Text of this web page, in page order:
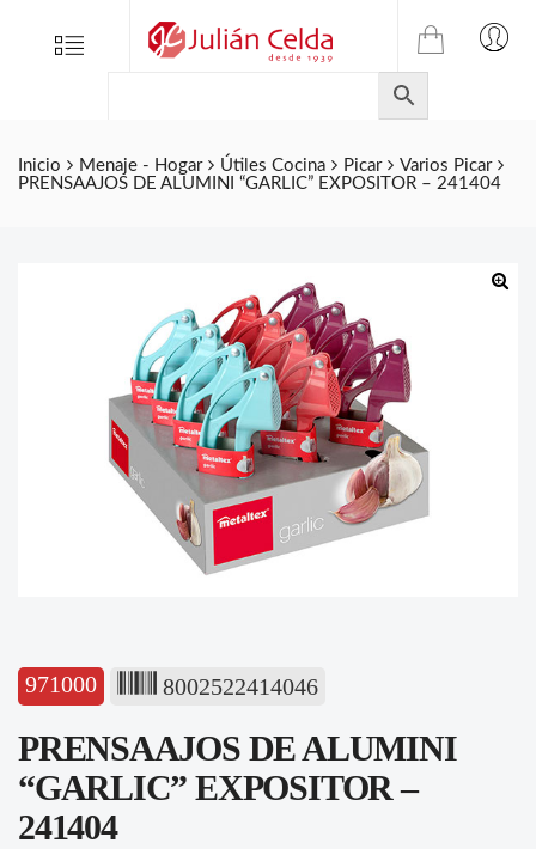
Menu
TIENDA
ONLINE
DE
JULIAN
CELDA
S.L.
Inicio Menaje - Hogar Útiles Cocina Picar
Varios Picar
PRENSAAJOS DE ALUMINI “GARLIC” EXPOSITOR – 241404
971000 8002522414046
PRENSAAJOS DE ALUMINI
“GARLIC” EXPOSITOR –
241404
Folletos
Contacto